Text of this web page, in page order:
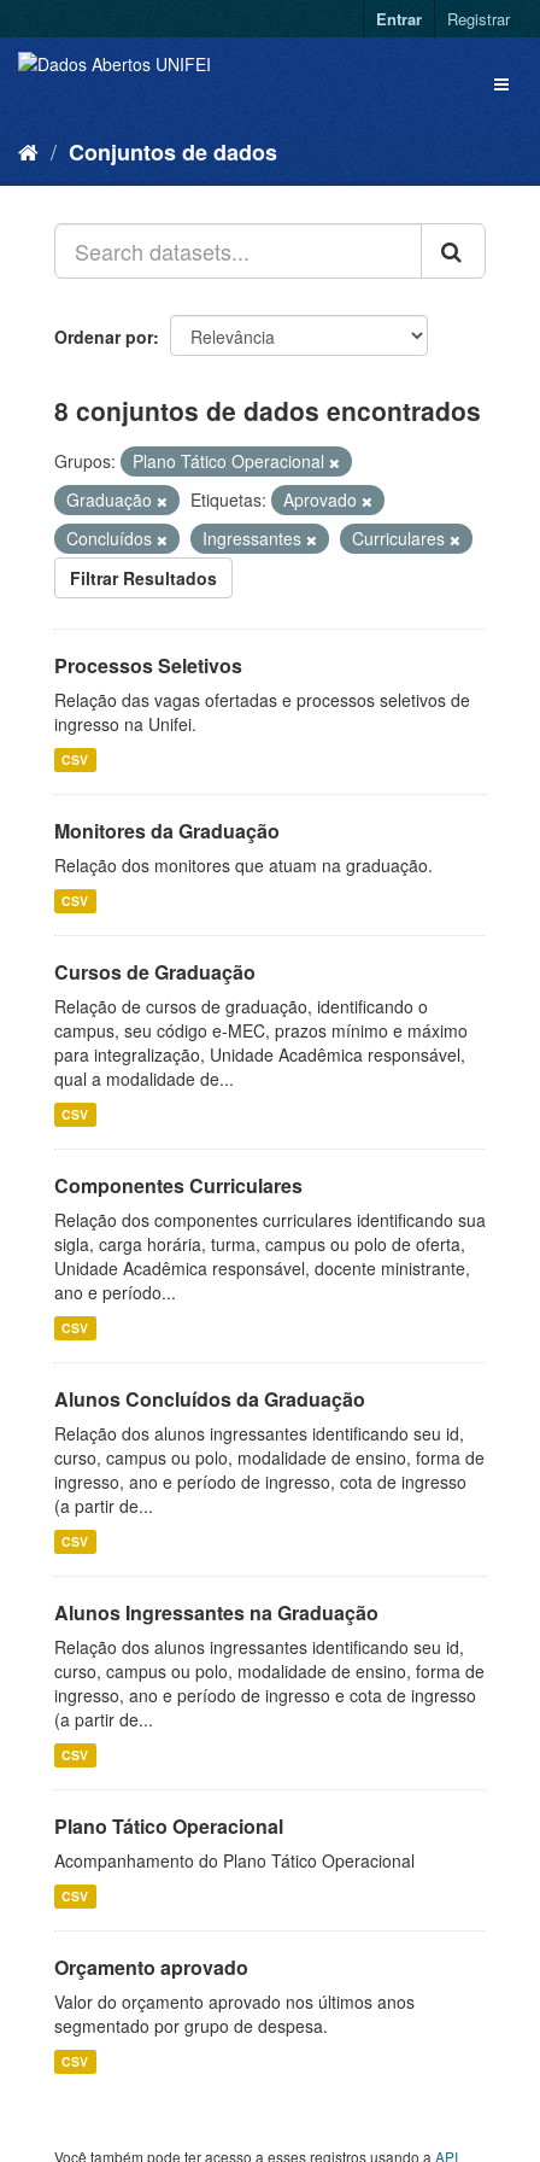
Entrar Registrar
Conjuntos de dados
Ordenar por
8 conjuntos de dados encontrados
Grupos:
Plano Tático Operacional
Graduação
Etiquetas:
Aprovado
Concluídos
Ingressantes
Curriculares
Filtrar Resultados
Processos Seletivos
Relação das vagas ofertadas e processos seletivos de
ingresso na Unifei.
CSV
Monitores da Graduação
Relação dos monitores que atuam na graduação.
CSV
Cursos de Graduação
Relação de cursos de graduação, identificando o
campus, seu código e-MEC, prazos mínimo e máximo
para integralização, Unidade Acadêmica responsável,
qual a modalidade de...
CSV
Componentes Curriculares
Relação dos componentes curriculares identificando sua
sigla, carga horária, turma, campus ou polo de oferta,
Unidade Acadêmica responsável, docente ministrante,
ano e período...
CSV
Alunos Concluídos da Graduação
Relação dos alunos ingressantes identificando seu id,
curso, campus ou polo, modalidade de ensino, forma de
ingresso, ano e período de ingresso, cota de ingresso
(a partir de...
CSV
Alunos Ingressantes na Graduação
Relação dos alunos ingressantes identificando seu id,
curso, campus ou polo, modalidade de ensino, forma de
ingresso, ano e período de ingresso e cota de ingresso
(a partir de...
CSV
Plano Tático Operacional
Acompanhamento do Plano Tático Operacional
CSV
Orçamento aprovado
Valor do orçamento aprovado nos últimos anos
segmentado por grupo de despesa.
CSV
Você também pode ter acesso a esses registros usando a API